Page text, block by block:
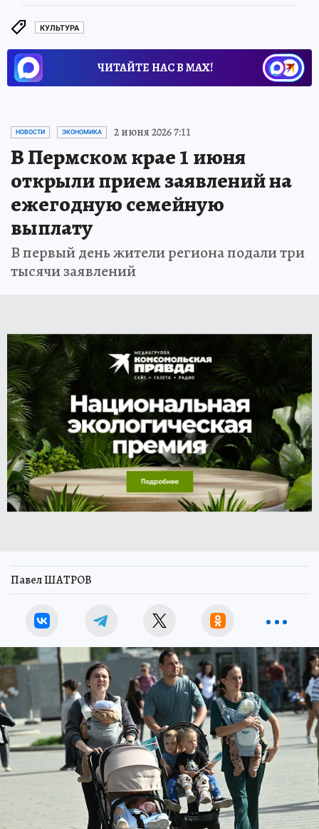
КУЛЬТУРА
ЧИТАЙТЕ НАС В МАХ!
НОВОСТИ ЭКОНОМИКА 2 июня 2026 7:11
В Пермском крае 1 июня
открыли прием заявлений на
ежегодную семейную
выплату
В первый день жители региона подали три
тысячи заявлений
Павел ШАТРОВ